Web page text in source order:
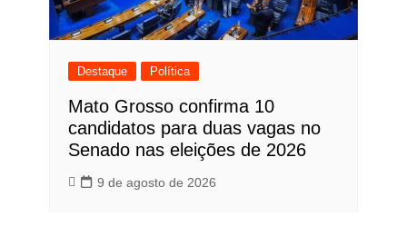
Destaque Política
Mato Grosso confirma 10
candidatos para duas vagas no
Senado nas eleições de 2026
9 de agosto de 2026